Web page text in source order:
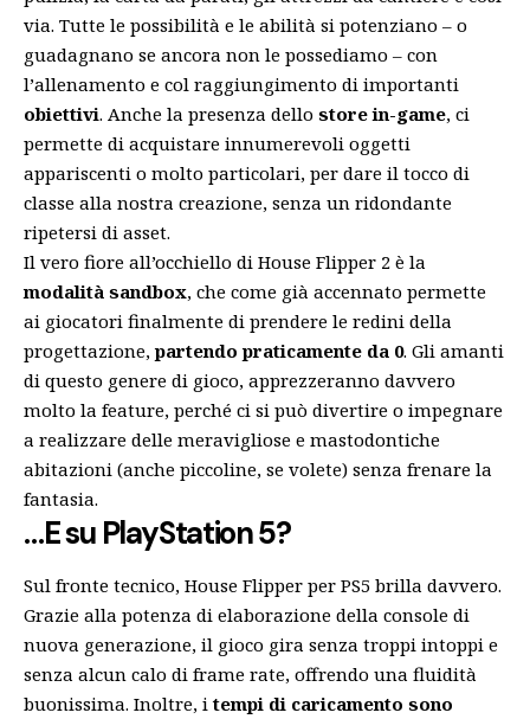
via. Tutte le possibilità e le abilità si potenziano – o
guadagnano se ancora non le possediamo – con
l’allenamento e col raggiungimento di importanti
obiettivi. Anche la presenza dello store in-game, ci
permette di acquistare innumerevoli oggetti
appariscenti o molto particolari, per dare il tocco di
classe alla nostra creazione, senza un ridondante
ripetersi di asset.
Il vero fiore all’occhiello di House Flipper 2 è la
modalità sandbox, che come già accennato permette
ai giocatori finalmente di prendere le redini della
progettazione, partendo praticamente da 0. Gli amanti
di questo genere di gioco, apprezzeranno davvero
molto la feature, perché ci si può divertire o impegnare
a realizzare delle meravigliose e mastodontiche
abitazioni (anche piccoline, se volete) senza frenare la
fantasia.
…E su PlayStation 5?
Sul fronte tecnico, House Flipper per PS5 brilla davvero.
Grazie alla potenza di elaborazione della console di
nuova generazione, il gioco gira senza troppi intoppi e
senza alcun calo di frame rate, offrendo una fluidità
buonissima. Inoltre, itempi di caricamento sono